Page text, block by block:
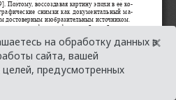
на обработку данных в
сайта, вашей
целей, предусмотренных
×